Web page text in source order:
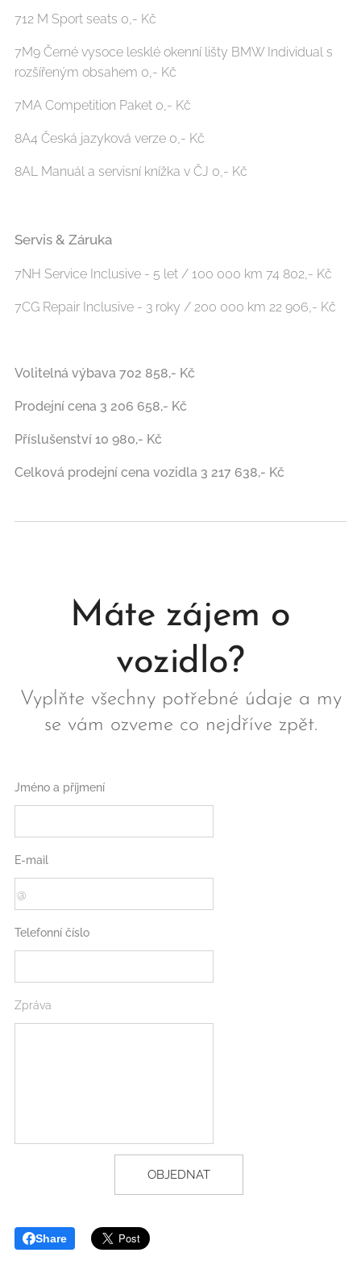
712 M Sport seats 0,- Kč
7M9 Černé vysoce lesklé okenní lišty BMW Individual s
rozšířeným obsahem 0,- Kč
7MA Competition Paket 0,- Kč
8A4 Česká jazyková verze 0,- Kč
8AL Manuál a servisní knížka v ČJ 0,- Kč
Servis & Záruka
7NH Service Inclusive - 5 let / 100 000 km 74 802,- Kč
7CG Repair Inclusive - 3 roky / 200 000 km 22 906,- Kč
Volitelná výbava 702 858,- Kč
Prodejní cena 3 206 658,- Kč
Příslušenství 10 980,- Kč
Celková prodejní cena vozidla 3 217 638,- Kč
Máte zájem o
vozidlo?
Vyplňte všechny potřebné údaje a my
se vám ozveme co nejdříve zpět.
Jméno a příjmení
E-mail
Telefonní číslo
Zpráva
OBJEDNAT
Share